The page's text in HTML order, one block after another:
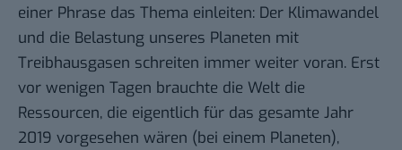
einer Phrase das Thema einleiten: Der Klimawandel
und die Belastung unseres Planeten mit
Treibhausgasen schreiten immer weiter voran. Erst
vor wenigen Tagen brauchte die Welt die
Ressourcen, die eigentlich für das gesamte Jahr
2019 vorgesehen wären (bei einem Planeten),